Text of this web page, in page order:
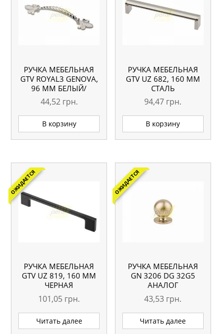
РУЧКА МЕБЕЛЬНАЯ
GTV ROYAL3 GENOVA,
96 ММ БЕЛЫЙ/
ЗОЛОТО
44,52 грн.
В корзину
РУЧКА МЕБЕЛЬНАЯ
GTV UZ 682, 160 ММ
СТАЛЬ
ШЛИФОВАННАЯ
94,47 грн.
В корзину
ОЖИДАЕТСЯ
РУЧКА МЕБЕЛЬНАЯ
GTV UZ 819, 160 ММ
ЧЕРНАЯ
101,05 грн.
Читать далее
ОЖИДАЕТСЯ
РУЧКА МЕБЕЛЬНАЯ
GN 3206 DG 32G5
АНАЛОГ
43,53 грн.
Читать далее